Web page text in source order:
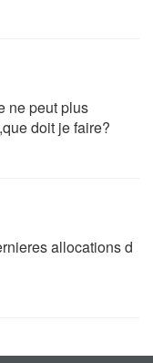
ne peut plus
doit je faire?
allocations d